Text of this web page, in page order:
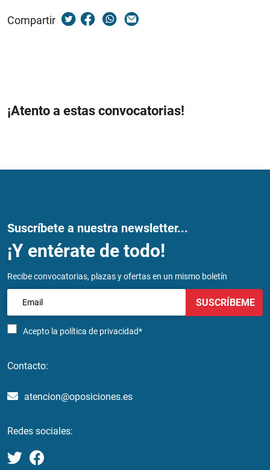
Compartir
¡Atento a estas convocatorias!
Suscríbete a nuestra newsletter...
¡Y entérate de todo!
Recibe convocatorias, plazas y ofertas en un mismo boletín
Acepto la política de privacidad*
SUSCRÍBEME
Contacto:
atencion@oposiciones.es
Redes sociales: